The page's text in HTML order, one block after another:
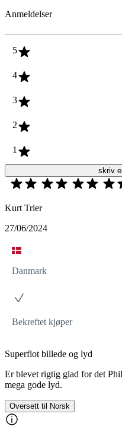
Anmeldelser
5
4
3
2
1
skriv
Kurt Trier
27/06/2024
Danmark
Bekreftet kjøper
Superflot billede og lyd
Er blevet rigtig glad for det
mega gode lyd.
Oversett til Norsk